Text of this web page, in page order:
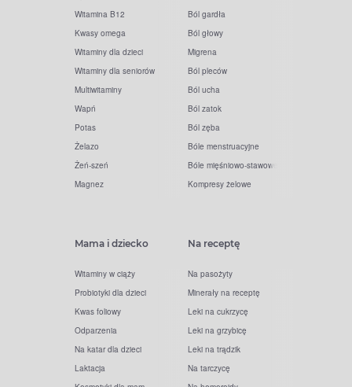
Witamina B12
Kwasy omega
Witaminy dla dzieci
Witaminy dla seniorów
Multiwitaminy
Wapń
Potas
Żelazo
Żeń-szeń
Magnez
Ból gardła
Ból głowy
Migrena
Ból pleców
Ból ucha
Ból zatok
Ból zęba
Bóle menstruacyjne
Bóle mięśniowo-stawowe
Kompresy żelowe
Mama i dziecko
Witaminy w ciąży
Probiotyki dla dzieci
Kwas foliowy
Odparzenia
Na katar dla dzieci
Laktacja
Na receptę
Na pasożyty
Minerały na receptę
Leki na cukrzycę
Leki na grzybicę
Leki na trądzik
Na tarczycę